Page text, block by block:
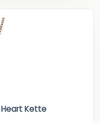
Heart Kette